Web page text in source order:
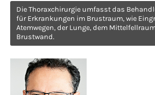
Lorem ipsum dolor sit amet,
adipiscing elit.
Aenean commodo ligula eget
massa. Cum sociis natoque
magnis dis parturient montes,
ridiculus mus. Donec quam felis,
Die Thoraxchirurgie umfasst das
für Erkrankungen im Brustraum, wie
Atemwegen, der Lunge, dem
Brustwand.